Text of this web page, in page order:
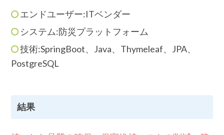
エンドユーザー:ITベンダー
システム:防災プラットフォーム
技術:SpringBoot、Java、Thymeleaf、JPA、
PostgreSQL
結果